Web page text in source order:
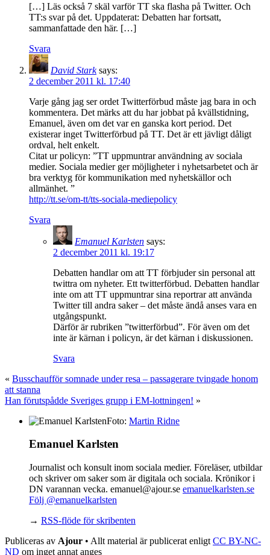
[…] Läs också 7 skäl varför TT ska flasha på Twitter. Och
TT:s svar på det. Uppdaterat: Debatten har fortsatt,
sammanfattade den här. […]
Svara
David Stark says:
2 december 2011 kl. 17:40
Varje gång jag ser ordet Twitterförbud måste jag bara in och
kommentera. Det märks att du har jobbat på kvällstidning,
Emanuel, även om det var en ganska kort period. Det
existerar inget Twitterförbud på TT. Det är ett jävligt dåligt
ordval, helt enkelt.
Citat ur policyn: ”TT uppmuntrar användning av sociala
medier. Sociala medier ger möjligheter i nyhetsarbetet och är
bra verktyg för kommunikation med nyhetskällor och
allmänhet. ”
http://tt.se/om-tt/tts-sociala-mediepolicy
Svara
Emanuel Karlsten says:
2 december 2011 kl. 19:17
Debatten handlar om att TT förbjuder sin personal att
twittra om nyheter. Ett twitterförbud. Debatten handlar
inte om att TT uppmuntrar sina reportrar att använda
Twitter till andra saker – det måste ändå anses vara en
utgångspunkt.
Därför är rubriken ”twitterförbud”. För även om det
inte är kärnan i policyn, är det kärnan i diskussionen.
Svara
« Busschaufför somnade under resa – passagerare tvingade honom
att stanna
Han förutspådde Sveriges grupp i EM-lottningen! »
Foto: Martin Ridne
Emanuel Karlsten
Journalist och konsult inom sociala medier. Föreläser, utbildar
och skriver om saker som är digitala och sociala. Krönikor i
DN varannan vecka. emanuel@ajour.se emanuelkarlsten.se
Följ @emanuelkarlsten
→ RSS-flöde för skribenten
Publiceras av Ajour • Allt material är publicerat enligt CC BY-NC-
ND om inget annat anges